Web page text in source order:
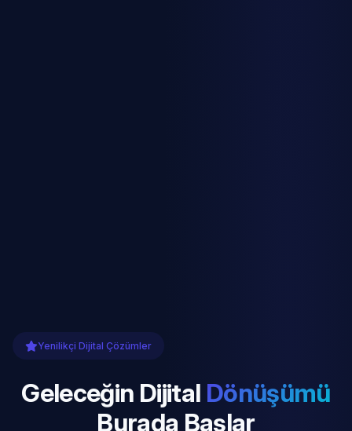
Yenilikçi Dijital Çözümler
Geleceğin Dijital Dönüşümü
Burada Başlar